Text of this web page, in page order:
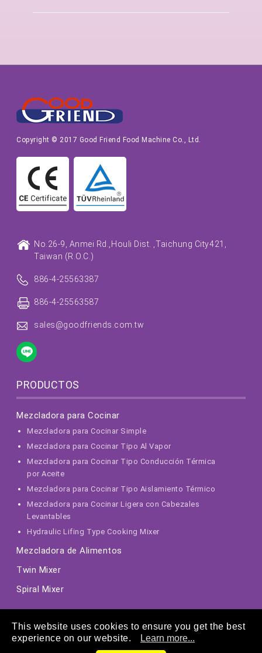
Copyright © 2017 Good Friend Food Machine Co., Ltd.
No.26-9, Anmei Rd.,Houli Dist. , Taichung City421,
Taiwan (R.O.C.)
886-4-25563387
886-4-25563587
sales@goodfriends.com.tw
PRODUCTOS
Mezcladora para Cocinar
Mezcladora para Cocinar Simple
Mezcladora para Cocinar Tipo Al Vapor
Mezcladora para Cocinar Tipo Conducción Térmica
por Aceite
Mezcladora para Cocinar Tipo Aislamiento Térmico
Mezcladora para Cocinar Ligera con Cabezales
Levantables
Hydraulic Lifing Type Cooking Mixer
Mezcladora de Alimentos
Twin Mixer
Spiral Mixer
This website uses cookies to ensure you get the best
experience on our website.
Learn more...